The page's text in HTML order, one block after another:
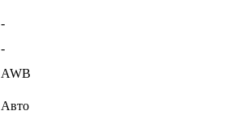
-
-
AWB
Авто